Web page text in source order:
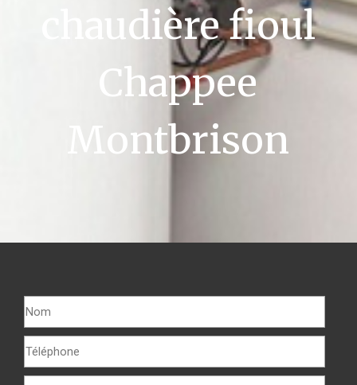
chaudière fioul
Chappee
Montbrison